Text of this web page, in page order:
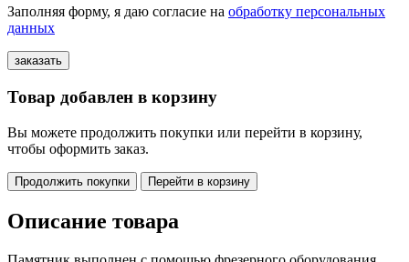
Заполняя форму, я даю согласие на обработку персональных
данных
Товар добавлен в корзину
Вы можете продолжить покупки или перейти в корзину,
чтобы оформить заказ.
Продолжить покупки Перейти в корзину
Описание товара